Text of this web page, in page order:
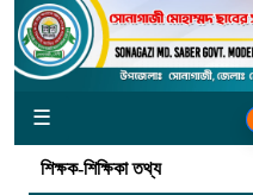
☰
শিক্ষক-শিক্ষিকা তথ্য